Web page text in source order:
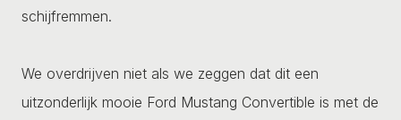
schijfremmen.
We overdrijven niet als we zeggen dat dit een
uitzonderlijk mooie Ford Mustang Convertible is met de